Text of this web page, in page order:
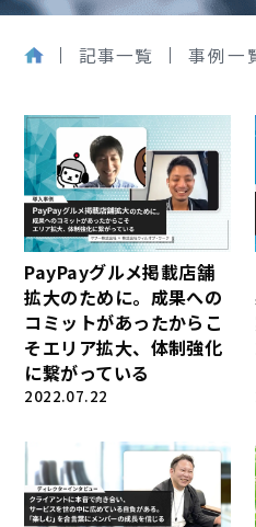
記事一覧 事例一
PayPayグルメ掲載店舗
拡大のために。成果への
コミットがあったからこ
そエリア拡大、体制強化
に繋がっている
2022.07.22